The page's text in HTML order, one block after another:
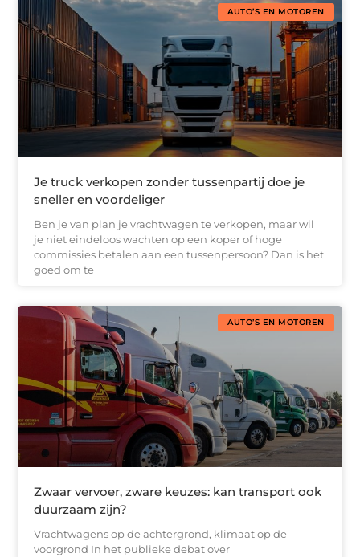
AUTO’S EN MOTOREN
Je truck verkopen zonder tussenpartij doe je
sneller en voordeliger
Ben je van plan je vrachtwagen te verkopen, maar wil
je niet eindeloos wachten op een koper of hoge
commissies betalen aan een tussenpersoon? Dan is het
goed om te
AUTO’S EN MOTOREN
Zwaar vervoer, zware keuzes: kan transport ook
duurzaam zijn?
Vrachtwagens op de achtergrond, klimaat op de
voorgrond In het publieke debat over